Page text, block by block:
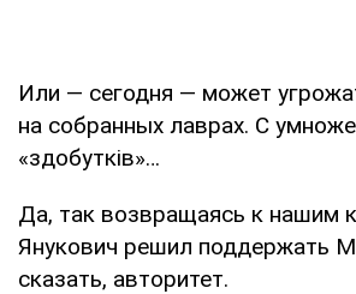
Или — сегодня — может
на собранных лаврах. С
«здобутків»…
Да, так возвращаясь к нашим
Янукович решил поддержать
сказать, авторитет.